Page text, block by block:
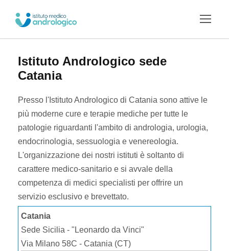
Istituto Andrologico sede
Catania
Presso l'Istituto Andrologico di Catania sono attive le
più moderne cure e terapie mediche per tutte le
patologie riguardanti l'ambito di andrologia, urologia,
endocrinologia, sessuologia e venereologia.
L'organizzazione dei nostri istituti è soltanto di
carattere medico-sanitario e si avvale della
competenza di medici specialisti per offrire un
servizio esclusivo e brevettato.
Catania
Sede Sicilia - "Leonardo da Vinci"
Via Milano 58C - Catania (CT)